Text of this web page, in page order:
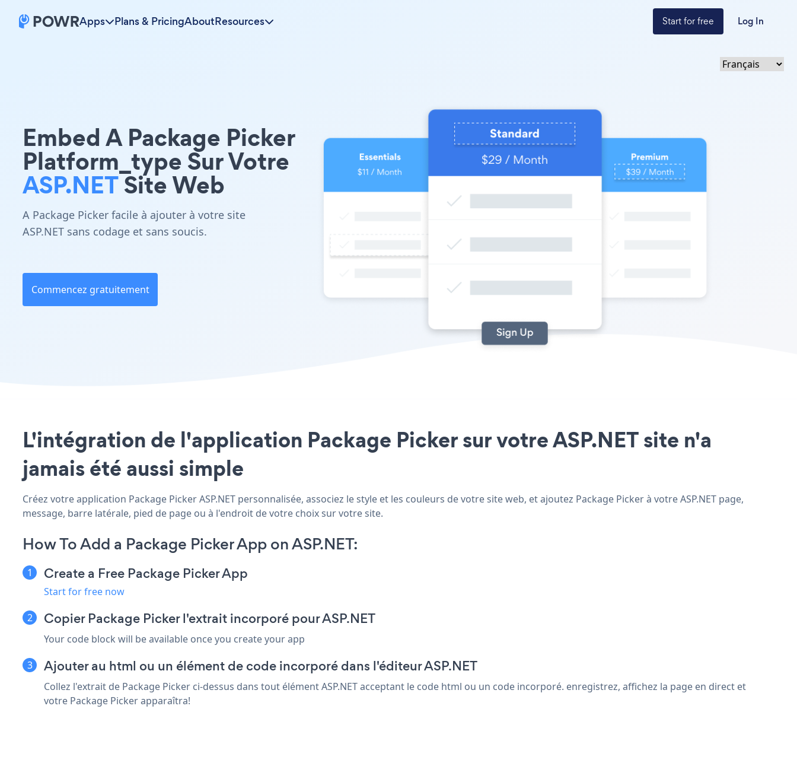
Apps Plans & PricingAboutResources Start for free Log In
Embed A Package Picker
Platform_type Sur Votre
ASP.NETSite Web
A Package Picker facile à ajouter à votre site
ASP.NET sans codage et sans soucis.
Commencez gratuitement
L'intégration de l'application Package Picker sur votre ASP.NET site n'a
jamais été aussi simple
Créez votre application Package Picker ASP.NET personnalisée, associez le style et les couleurs de votre site web, et ajoutez Package Picker à votre ASP.NET page,
message, barre latérale, pied de page ou à l'endroit de votre choix sur votre site.
How To Add a Package Picker App on ASP.NET:
Create a Free Package Picker App
Start for free now
Copier Package Picker l'extrait incorporé pour ASP.NET
Your code block will be available once you create your app
Ajouter au html ou un élément de code incorporé dans l'éditeur ASP.NET
Collez l'extrait de Package Picker ci-dessus dans tout élément ASP.NET acceptant le code html ou un code incorporé. enregistrez, affichez la page en direct et
votre Package Picker apparaîtra!